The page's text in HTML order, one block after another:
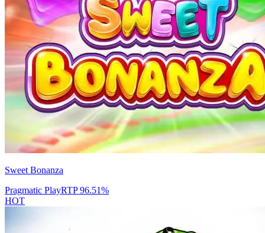
Sweet Bonanza
Pragmatic PlayRTP96.51%
HOT